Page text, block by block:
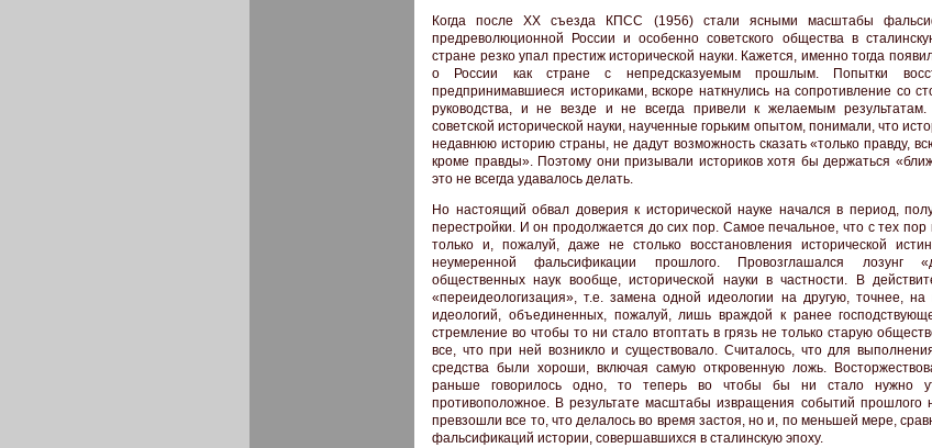
Когда после XX съезда КПСС (1956) стали ясными масштабы
предреволюционной России и особенно советского общества в
стране резко упал престиж исторической науки. Кажется, именно тогда
о России как стране с непредсказуемым прошлым. Попытки
предпринимавшиеся историками, вскоре наткнулись на сопротивление со
руководства, и не везде и не всегда привели к желаемым
советской исторической науки, наученные горьким опытом, понимали, что
недавнюю историю страны, не дадут возможность сказать «только правду,
кроме правды». Поэтому они призывали историков хотя бы держаться
это не всегда удавалось делать.
Но настоящий обвал доверия к исторической науке начался в период,
перестройки. И он продолжается до сих пор. Самое печальное, что с тех
только и, пожалуй, даже не столько восстановления исторической
неумеренной фальсификации прошлого. Провозглашался лозунг
общественных наук вообще, исторической науки в частности. В
«переидеологизация», т.е. замена одной идеологии на другую, точнее, на
идеологий, объединенных, пожалуй, лишь враждой к ранее
стремление во чтобы то ни стало втоптать в грязь не только старую
все, что при ней возникло и существовало. Считалось, что для
средства были хороши, включая самую откровенную ложь.
раньше говорилось одно, то теперь во чтобы бы ни стало нужно
противоположное. В результате масштабы извращения событий прошлого
превзошли все то, что делалось во время застоя, но и, по меньшей мере,
фальсификаций истории, совершавшихся в сталинскую эпоху.